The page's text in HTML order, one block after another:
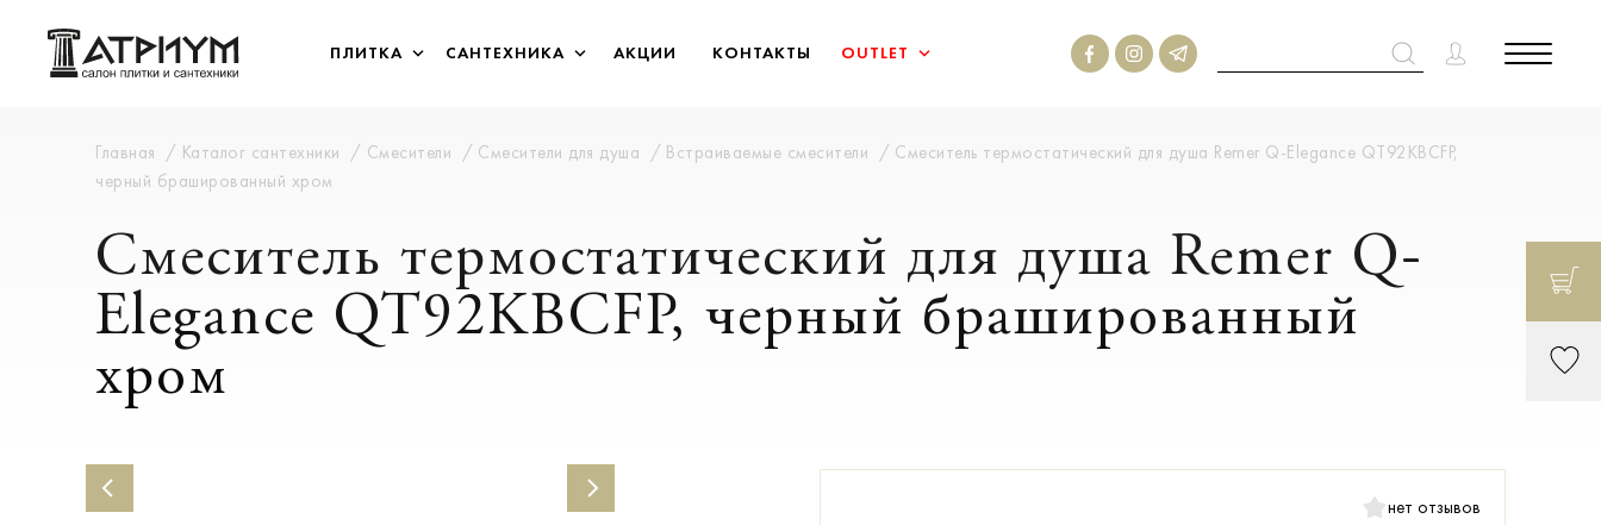
ПЛИТКА САНТЕХНИКА АКЦИИ КОНТАКТЫ OUTLET
Главная Каталог сантехники Смесители Смесители для душа Встраиваемые смесители
Смеситель термостатический для душа Remer Q-Elegance QT92KBCFP,
черный брашированный хром
Смеситель термостатический для душа Remer Q-
Elegance QT92KBCFP, черный брашированный
хром
нет отзывов